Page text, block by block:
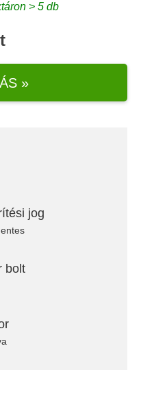
> 5 db
»
jog
bolt